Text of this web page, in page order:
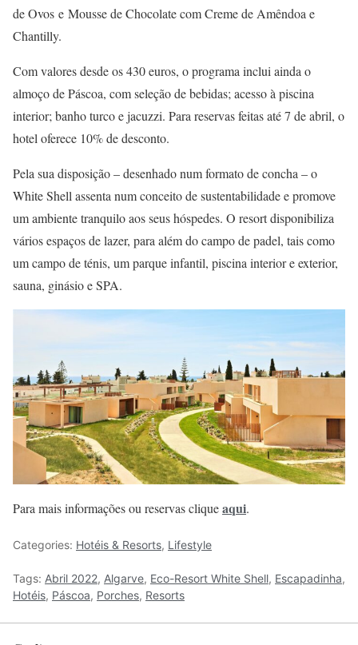
de Ovos e Mousse de Chocolate com Creme de Amêndoa e
Chantilly.
Com valores desde os 430 euros, o programa inclui ainda o
almoço de Páscoa, com seleção de bebidas; acesso à piscina
interior; banho turco e jacuzzi. Para reservas feitas até 7 de abril, o
hotel oferece 10% de desconto.
Pela sua disposição – desenhado num formato de concha – o
White Shell assenta num conceito de sustentabilidade e promove
um ambiente tranquilo aos seus hóspedes. O resort disponibiliza
vários espaços de lazer, para além do campo de padel, tais como
um campo de ténis, um parque infantil, piscina interior e exterior,
sauna, ginásio e SPA.
Para mais informações ou reservas cliqueaqui.
Categories: Hotéis & Resorts, Lifestyle
Tags: Abril 2022, Algarve, Eco-Resort White Shell, Escapadinha,
Hotéis, Páscoa, Porches, Resorts